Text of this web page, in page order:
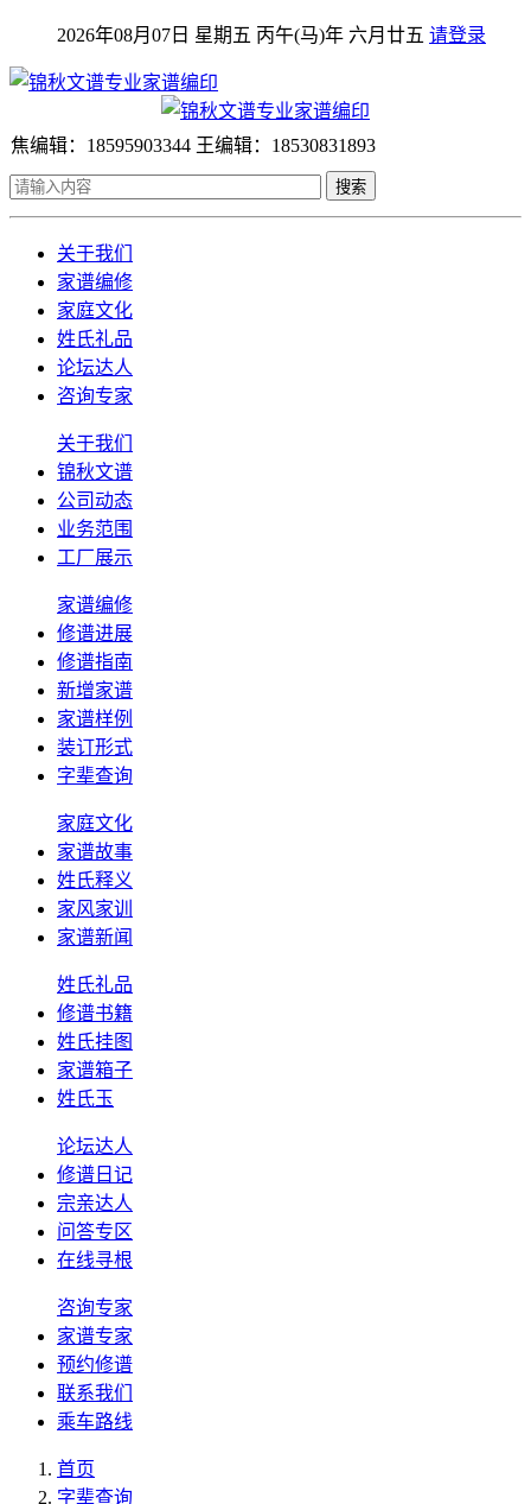
2026年08月07日 星期五 丙午(马)年 六月廿五 请登录
焦编辑：18595903344 王编辑：18530831893
搜索
关于我们
家谱编修
家庭文化
姓氏礼品
论坛达人
咨询专家
关于我们
锦秋文谱
公司动态
业务范围
工厂展示
家谱编修
修谱进展
修谱指南
新增家谱
家谱样例
装订形式
字辈查询
家庭文化
家谱故事
姓氏释义
家风家训
家谱新闻
姓氏礼品
修谱书籍
姓氏挂图
家谱箱子
姓氏玉
论坛达人
修谱日记
宗亲达人
问答专区
在线寻根
咨询专家
家谱专家
预约修谱
联系我们
乘车路线
首页
字辈查询